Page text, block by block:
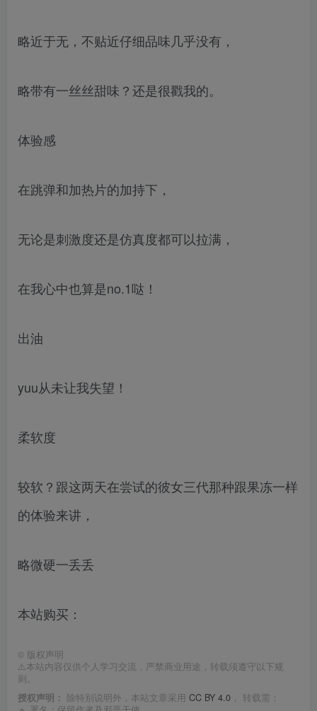
略近于无，不贴近仔细品味几乎没有，
略带有一丝丝甜味？还是很戳我的。
体验感
在跳弹和加热片的加持下，
无论是刺激度还是仿真度都可以拉满，
在我心中也算是no.1哒！
出油
yuu从未让我失望！
柔软度
较软？跟这两天在尝试的彼女三代那种跟果冻一样
的体验来讲，
略微硬一丢丢
本站购买：
© 版权声明
⚠️本站内容仅供个人学习交流，严禁商业用途，转载须遵守以下规
则。
授权声明： 除特别说明外，本站文章采用 CC BY 4.0 ， 转载需：